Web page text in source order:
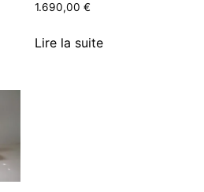
1.690,00 €
Lire la suite